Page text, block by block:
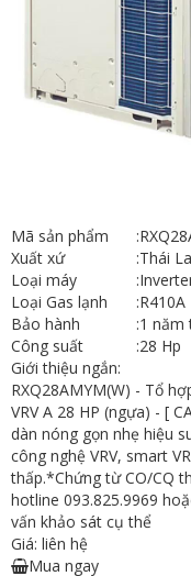
Mã sản phẩm :
Xuất xứ
:Thái
Loại máy
:
Loại Gas lạnh
:R410A
Bảo hành
:1 năm
Công suất
:28 Hp
Giới thiệu ngắn:
RXQ28AMYM(W) - Tổ
VRV A 28 HP (ngựa) - [
dàn nóng gọn nhẹ hiệu
công nghệ VRV, smart
thấp.*Chứng từ CO/CQ
hotline 093.825.9969
vấn khảo sát cụ thể
Giá: liên hệ
Mua ngay